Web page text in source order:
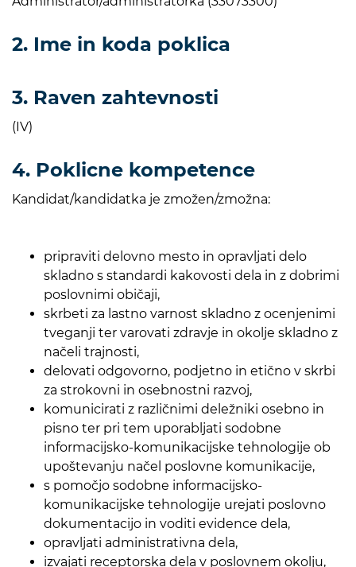
2. Ime in koda poklica
3. Raven zahtevnosti
(IV)
4. Poklicne kompetence
Kandidat/kandidatka je zmožen/zmožna:
pripraviti delovno mesto in opravljati delo
skladno s standardi kakovosti dela in z dobrimi
poslovnimi običaji,
skrbeti za lastno varnost skladno z ocenjenimi
tveganji ter varovati zdravje in okolje skladno z
načeli trajnosti,
delovati odgovorno, podjetno in etično v skrbi
za strokovni in osebnostni razvoj,
komunicirati z različnimi deležniki osebno in
pisno ter pri tem uporabljati sodobne
informacijsko-komunikacijske tehnologije ob
upoštevanju načel poslovne komunikacije,
s pomočjo sodobne informacijsko-
komunikacijske tehnologije urejati poslovno
dokumentacijo in voditi evidence dela,
opravljati administrativna dela,
izvajati receptorska dela v poslovnem okolju,